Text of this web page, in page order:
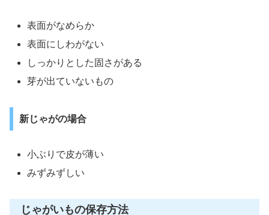
表面がなめらか
表面にしわがない
しっかりとした固さがある
芽が出ていないもの
新じゃがの場合
小ぶりで皮が薄い
みずみずしい
じゃがいもの保存方法